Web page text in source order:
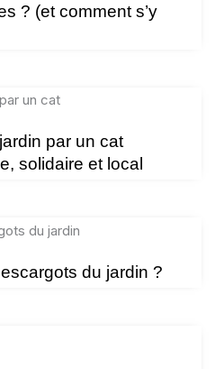
? (et comment s’y
par un cat
solidaire et local
du jardin ?